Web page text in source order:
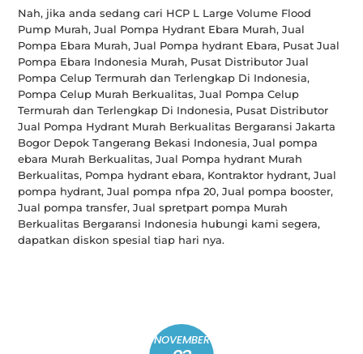
Nah, jika anda sedang cari HCP L Large Volume Flood
Pump Murah, Jual Pompa Hydrant Ebara Murah, Jual
Pompa Ebara Murah, Jual Pompa hydrant Ebara, Pusat Jual
Pompa Ebara Indonesia Murah, Pusat Distributor Jual
Pompa Celup Termurah dan Terlengkap Di Indonesia,
Pompa Celup Murah Berkualitas, Jual Pompa Celup
Termurah dan Terlengkap Di Indonesia, Pusat Distributor
Jual Pompa Hydrant Murah Berkualitas Bergaransi Jakarta
Bogor Depok Tangerang Bekasi Indonesia, Jual pompa
ebara Murah Berkualitas, Jual Pompa hydrant Murah
Berkualitas, Pompa hydrant ebara, Kontraktor hydrant, Jual
pompa hydrant, Jual pompa nfpa 20, Jual pompa booster,
Jual pompa transfer, Jual spretpart pompa Murah
Berkualitas Bergaransi Indonesia hubungi kami segera,
dapatkan diskon spesial tiap hari nya.
NOVEMBER